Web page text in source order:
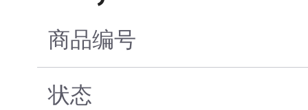
商品编号
状态